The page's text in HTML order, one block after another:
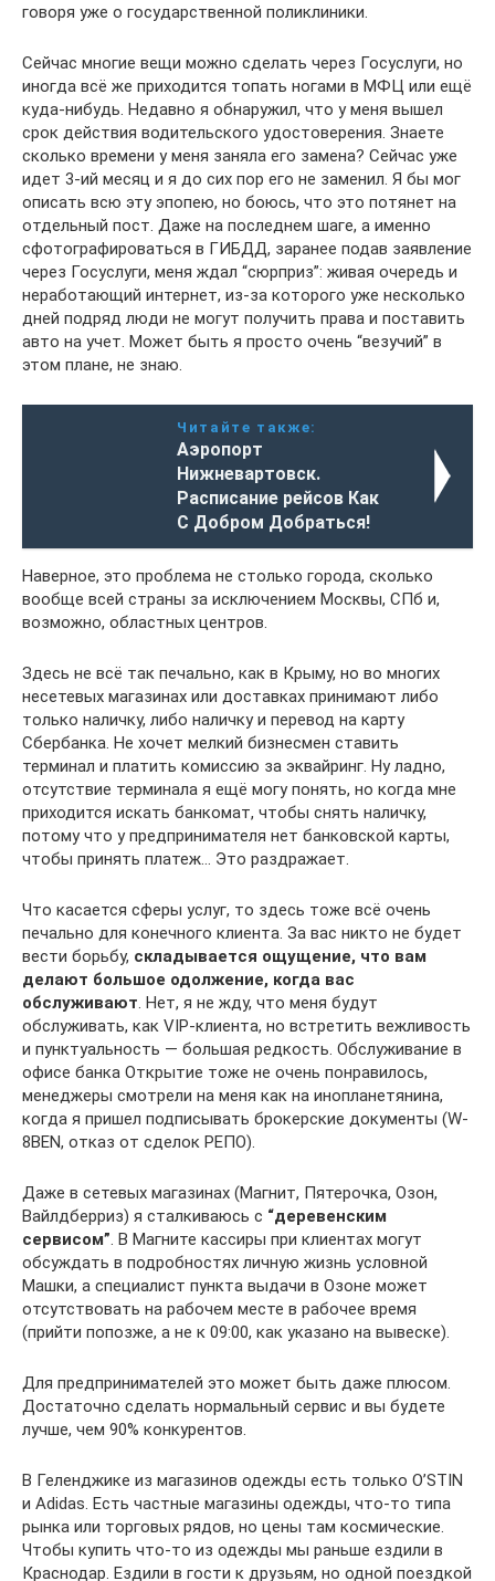
говоря уже о государственной поликлиники.
Сейчас многие вещи можно сделать через Госуслуги, но
иногда всё же приходится топать ногами в МФЦ или ещё
куда-нибудь. Недавно я обнаружил, что у меня вышел
срок действия водительского удостоверения. Знаете
сколько времени у меня заняла его замена? Сейчас уже
идет 3-ий месяц и я до сих пор его не заменил. Я бы мог
описать всю эту эпопею, но боюсь, что это потянет на
отдельный пост. Даже на последнем шаге, а именно
сфотографироваться в ГИБДД, заранее подав заявление
через Госуслуги, меня ждал “сюрприз”: живая очередь и
неработающий интернет, из-за которого уже несколько
дней подряд люди не могут получить права и поставить
авто на учет. Может быть я просто очень “везучий” в
этом плане, не знаю.
Читайте также:
Аэропорт
Нижневартовск.
Расписание рейсов Как
С Добром Добраться!
Наверное, это проблема не столько города, сколько
вообще всей страны за исключением Москвы, СПб и,
возможно, областных центров.
Здесь не всё так печально, как в Крыму, но во многих
несетевых магазинах или доставках принимают либо
только наличку, либо наличку и перевод на карту
Сбербанка. Не хочет мелкий бизнесмен ставить
терминал и платить комиссию за эквайринг. Ну ладно,
отсутствие терминала я ещё могу понять, но когда мне
приходится искать банкомат, чтобы снять наличку,
потому что у предпринимателя нет банковской карты,
чтобы принять платеж… Это раздражает.
Что касается сферы услуг, то здесь тоже всё очень
печально для конечного клиента. За вас никто не будет
вести борьбу, складывается ощущение, что вам
делают большое одолжение, когда вас
обслуживают. Нет, я не жду, что меня будут
обслуживать, как VIP-клиента, но встретить вежливость
и пунктуальность — большая редкость. Обслуживание в
офисе банка Открытие тоже не очень понравилось,
менеджеры смотрели на меня как на инопланетянина,
когда я пришел подписывать брокерские документы (W-
8BEN, отказ от сделок РЕПО).
Даже в сетевых магазинах (Магнит, Пятерочка, Озон,
Вайлдберриз) я сталкиваюсь с “деревенским
сервисом”. В Магните кассиры при клиентах могут
обсуждать в подробностях личную жизнь условной
Машки, а специалист пункта выдачи в Озоне может
отсутствовать на рабочем месте в рабочее время
(прийти попозже, а не к 09:00, как указано на вывеске).
Для предпринимателей это может быть даже плюсом.
Достаточно сделать нормальный сервис и вы будете
лучше, чем 90% конкурентов.
В Геленджике из магазинов одежды есть только O’STIN
и Adidas. Есть частные магазины одежды, что-то типа
рынка или торговых рядов, но цены там космические.
Чтобы купить что-то из одежды мы раньше ездили в
Краснодар. Ездили в гости к друзьям, но одной поездкой